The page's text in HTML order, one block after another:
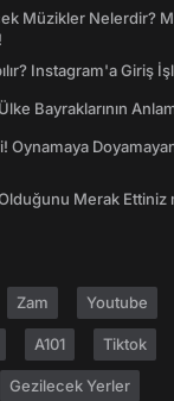
Müzikler Nelerdir?
Instagram'a Giriş
Bayraklarının
Oynamaya
Merak Ettiniz
Zam Youtube
A101 Tiktok
Gezilecek Yerler